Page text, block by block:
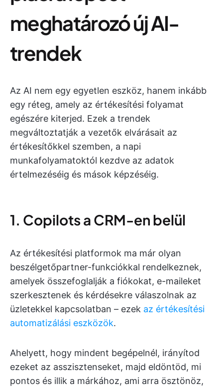
meghatározó új AI-
trendek
Az AI nem egy egyetlen eszköz, hanem inkább
egy réteg, amely az értékesítési folyamat
egészére kiterjed. Ezek a trendek
megváltoztatják a vezetők elvárásait az
értékesítőkkel szemben, a napi
munkafolyamatoktól kezdve az adatok
értelmezéséig és mások képzéséig.
1. Copilots a CRM-en belül
Az értékesítési platformok ma már olyan
beszélgetőpartner-funkciókkal rendelkeznek,
amelyek összefoglalják a fiókokat, e-maileket
szerkesztenek és kérdésekre válaszolnak az
üzletekkel kapcsolatban – ezek az értékesítési
automatizálási eszközök.
Ahelyett, hogy mindent begépelnél, irányítod
ezeket az asszisztenseket, majd eldöntöd, mi
pontos és illik a márkához, ami arra ösztönöz,